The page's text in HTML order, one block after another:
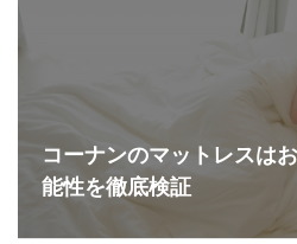
コーナンのマットレスは
能性を徹底検証